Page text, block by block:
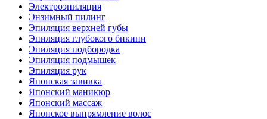
Электроэпиляция
Энзимный пилинг
Эпиляция верхней губы
Эпиляция глубокого бикини
Эпиляция подбородка
Эпиляция подмышек
Эпиляция рук
Японская завивка
Японский маникюр
Японский массаж
Японское выпрямление волос